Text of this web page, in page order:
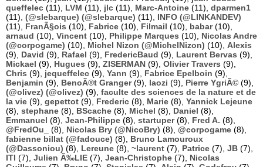
queffelec (11), LVM (11), jlc (11), Marc-Antoine (11), dparmen1
(11), (@slebarque) (@slebarque) (11), INFO (@LINKANDEV)
(11), FranÃ§ois (10), Fabrice (10), Filmail (10), babar(10),
arnaud (10), Vincent (10), Philippe Marques (10), Nicolas Andre
(@corpogame) (10), Michel Nizon (@MichelNizon) (10), Alexis
(9), David (9), Rafael (9), FredericBaud (9), Laurent Bervas (9),
Mickael (9), Hugues (9), ZISERMAN (9), Olivier Travers (9),
Chris (9), jequeffelec (9), Yann (9), Fabrice Epelboin (9),
Benjamin (9), BenoÃ®t Granger(9), laozi (9), Pierre YgriÃ© (9),
(@olivez) (@olivez) (9), faculte des sciences de la nature et de
la vie (9), gepettot (9), Frederic (8), Marie (8), Yannick Lejeune
(8), stephane (8), BScache (8), Michel (8), Daniel (8),
Emmanuel (8), Jean-Philippe (8), startuper(8), Fred A. (8),
@FredOu_
(8), Nicolas Bry (@NicoBry) (8), @corpogame (8),
fabienne billat (@fadouce) (8), Bruno Lamouroux
(@Dassoniou) (8), Lereune (8), ~laurent (7), Patrice (7), JB (7),
ITI (7), Julien Ã‰LIE (7), Jean-Christophe (7), Nicolas